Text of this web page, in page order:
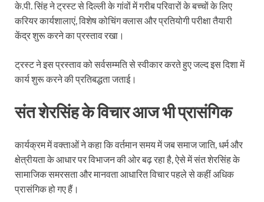
के.पी. सिंह ने ट्रस्ट से दिल्ली के गांवों में गरीब परिवारों के बच्चों के लिए
करियर कार्यशालाएं, विशेष कोचिंग क्लास और प्रतियोगी परीक्षा तैयारी
केंद्र शुरू करने का प्रस्ताव रखा।
ट्रस्ट ने इस प्रस्ताव को सर्वसम्मति से स्वीकार करते हुए जल्द इस दिशा में
कार्य शुरू करने की प्रतिबद्धता जताई।
संत शेरसिंह के विचार आज भी प्रासंगिक
कार्यक्रम में वक्ताओं ने कहा कि वर्तमान समय में जब समाज जाति, धर्म और
क्षेत्रीयता के आधार पर विभाजन की ओर बढ़ रहा है, ऐसे में संत शेरसिंह के
सामाजिक समरसता और मानवता आधारित विचार पहले से कहीं अधिक
प्रासंगिक हो गए हैं।